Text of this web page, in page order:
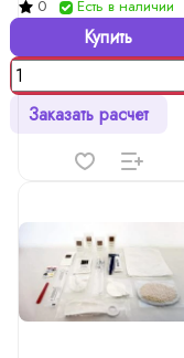
0 Есть в наличии
Купить
Заказать расчет